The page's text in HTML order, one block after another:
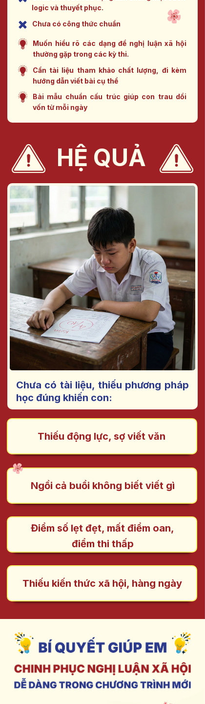
logic và thuyết phục.
Chưa có công thức chuẩn
Muốn hiểu rõ các dạng đề nghị luận xã hội
thường gặp trong các kỳ thi.
Cần tài liệu tham khảo chất lượng, đi kèm
hướng dẫn viết bài cụ thể
Bài mẫu chuẩn cấu trúc giúp con trau dồi
vốn từ mỗi ngày
HỆ QUẢ
Chưa có tài liệu, thiếu phương pháp
học đúng khiến con:
Thiếu động lực, sợ viết văn
Ngồi cả buổi không biết viết gì
Điểm số lẹt đẹt, mất điểm oan,
điểm thi thấp
Thiếu kiến thức xã hội, hàng ngày